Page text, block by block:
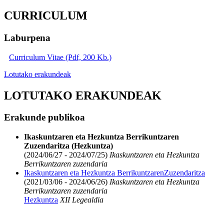
CURRICULUM
Laburpena
Curriculum Vitae (Pdf, 200 Kb.)
Lotutako erakundeak
LOTUTAKO ERAKUNDEAK
Erakunde publikoa
Ikaskuntzaren eta Hezkuntza Berrikuntzaren
Zuzendaritza (Hezkuntza)
(2024/06/27 - 2024/07/25) Ikaskuntzaren eta Hezkuntza
Berrikuntzaren zuzendaria
Ikaskuntzaren eta Hezkuntza BerrikuntzarenZuzendaritza
(2021/03/06 - 2024/06/26) Ikaskuntzaren eta Hezkuntza
Berrikuntzaren zuzendaria
Hezkuntza XII Legealdia